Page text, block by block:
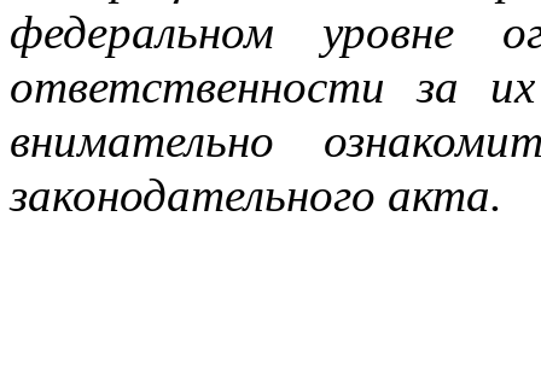
федеральном уровне
ответственности за
внимательно
законодательного акта.